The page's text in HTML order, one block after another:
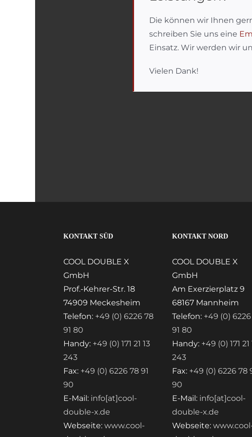
Die können wir Ihnen
schreiben Sie uns eine
Einsatz. Wir werden wir
Vielen Dank!
KONTAKT SÜD
COOL DOUBLE X
GmbH
Prof.-Kehrer-Str. 18
74909 Meckesheim
Telefon: +49 (0) 6226 78
91 80
Handy: +49 (0) 171 21 13
243
Fax: +49 (0) 6226 78 91
90
E-Mail: info[at]cool-
double-x.de
Webseite: www.cool-
KONTAKT NORD
COOL DOUBLE X
GmbH
Am Exerzierplatz 9
68167 Mannheim
Telefon: +49 (0)
91 80
Handy: +49 (0) 171 21
243
Fax: +49 (0) 6226 78
90
E-Mail: info[at]cool-
double-x.de
Webseite: